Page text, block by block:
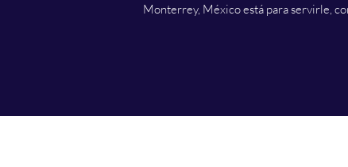
Monterrey, México está para servirle,